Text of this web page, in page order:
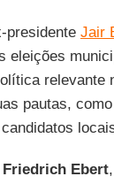
presidente Jair
eleições
relevante
pautas,
Friedrich Ebert